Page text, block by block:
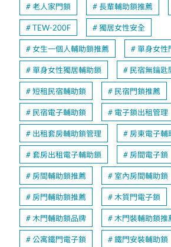
老人家門鎖 長輩輔助鎖推薦
TEW-200F 獨居女性安全
女生一個人輔助鎖推薦 單身女性
單身女性獨居輔助鎖 民宿無鑰匙
短租民宿輔助鎖 民宿門鎖推薦
民宿電子輔助鎖 電子鎖出租管理
出租套房輔助鎖管理 房東電子輔
套房出租電子輔助鎖 房間電子鎖
房間輔助鎖推薦 室內房間輔助鎖
房門輔助鎖推薦 木質門電子鎖
木門輔助鎖品牌 木門裝輔助鎖推
公寓鐵門電子鎖 鐵門安裝輔助鎖